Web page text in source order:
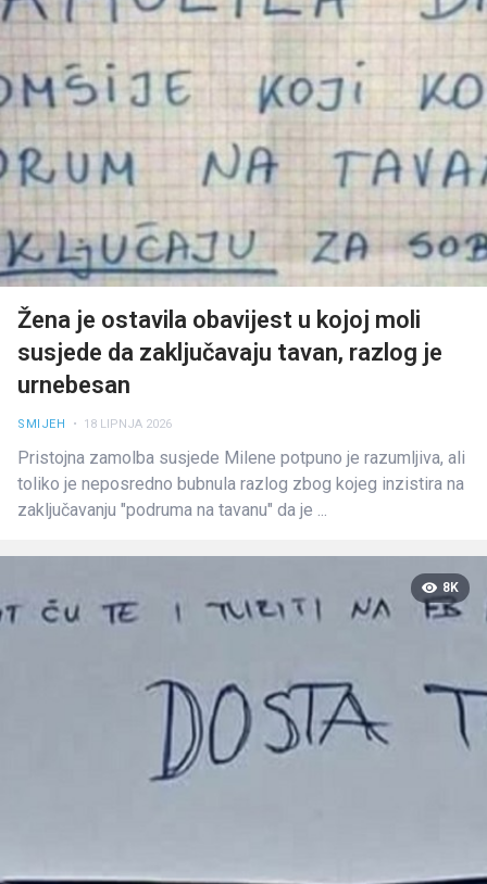
Žena je ostavila obavijest u kojoj moli
susjede da zaključavaju tavan, razlog je
urnebesan
SMIJEH • 18 LIPNJA 2026
Pristojna zamolba susjede Milene potpuno je razumljiva, ali
toliko je neposredno bubnula razlog zbog kojeg inzistira na
zaključavanju "podruma na tavanu" da je ...
8K